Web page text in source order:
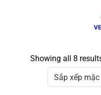
Showing all 8